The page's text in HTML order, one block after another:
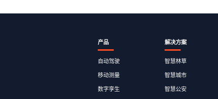
产品
自动驾驶
移动测量
数字孪生
解决方案
智慧林草
智慧城市
智慧公安